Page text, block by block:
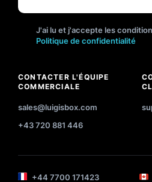
J'ai lu et j'accepte les
Politique de confidentialité
CONTACTER L'ÉQUIPE
COMMERCIALE
sales@luigisbox.com
+43 720 881 446
+44 7700 171423